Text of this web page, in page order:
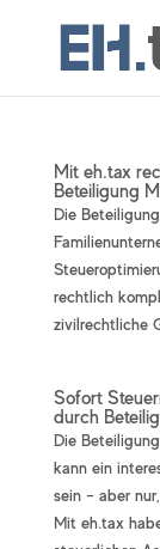
Mit eh.tax
Beteiligung
Die
rechtlich
zivilrechtliche
Sofort
durch
Die
kann ein
sein – aber
Mit eh.tax